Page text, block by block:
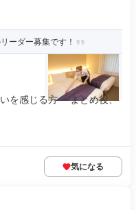
ーダー募集です！
を感じる方 ・まとめ役、
気になる